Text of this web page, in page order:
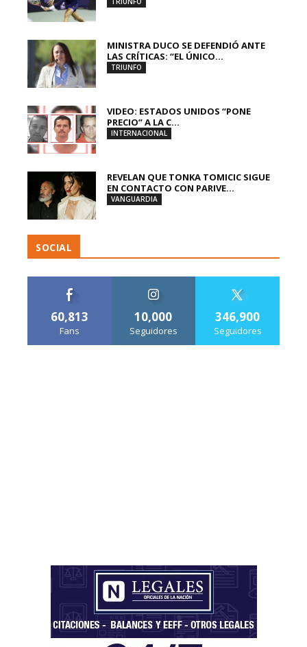
MINISTRA DUCO SE DEFENDIÓ ANTE
LAS CRÍTICAS: “EL ÚNICO...
TRIUNFO
VIDEO: ESTADOS UNIDOS “PONE
PRECIO” A LA C...
INTERNACIONAL
REVELAN QUE TONKA TOMICIC SIGUE
EN CONTACTO CON PARIVE...
VANGUARDIA
SOCIAL
60,813
Fans
10,000
Seguidores
346,900
Seguidores